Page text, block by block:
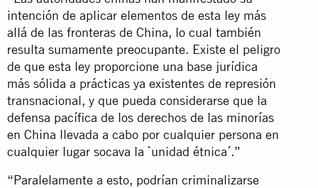
intención de aplicar elementos de esta ley más
allá de las fronteras de China, lo cual también
resulta sumamente preocupante. Existe el peligro
de que esta ley proporcione una base jurídica
más sólida a prácticas ya existentes de represión
transnacional, y que pueda considerarse que la
defensa pacífica de los derechos de las minorías
en China llevada a cabo por cualquier persona en
cualquier lugar socava la `unidad étnica´.”
“Paralelamente a esto, podrían criminalizarse